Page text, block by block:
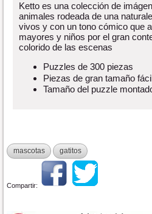
Ketto es una colección de
animales rodeada de una
vivos y con un tono cómico que
mayores y niños por el gran
colorido de las escenas
Puzzles de 300 piezas
Piezas de gran tamaño
Tamaño del puzzle
mascotas gatitos
Compartir: